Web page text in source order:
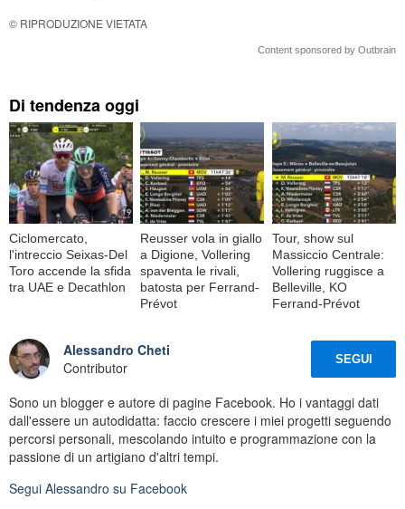
© RIPRODUZIONE VIETATA
Content sponsored by Outbrain
Di tendenza oggi
Ciclomercato,
l'intreccio Seixas-Del
Toro accende la sfida
tra UAE e Decathlon
Reusser vola in giallo
a Digione, Vollering
spaventa le rivali,
batosta per Ferrand-
Prévot
Tour, show sul
Massiccio Centrale:
Vollering ruggisce a
Belleville, KO
Ferrand-Prévot
Alessandro Cheti
Contributor
SEGUI
Sono un blogger e autore di pagine Facebook. Ho i vantaggi dati
dall'essere un autodidatta: faccio crescere i miei progetti seguendo
percorsi personali, mescolando intuito e programmazione con la
passione di un artigiano d'altri tempi.
Segui Alessandro su Facebook